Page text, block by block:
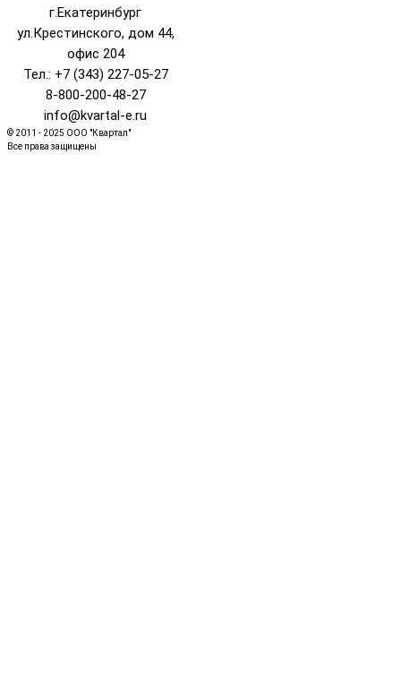
г.Екатеринбург
ул.Крестинского, дом 44,
офис 204
Тел.: +7 (343) 227-05-27
8-800-200-48-27
info@kvartal-e.ru
© 2011 - 2025 ООО "Квартал"
Все права защищены